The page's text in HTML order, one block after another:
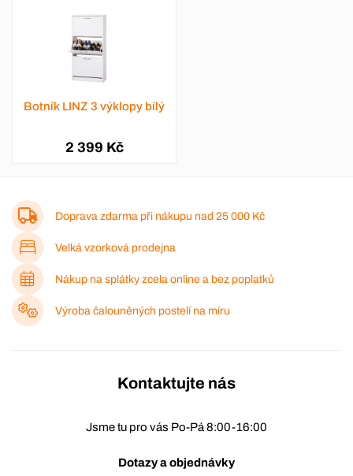
Botník LINZ 3 výklopy bílý
2 399 Kč
Doprava zdarma při nákupu nad 25 000 Kč
Velká vzorková prodejna
Nákup na splátky zcela online a bez poplatků
Výroba čalouněných postelí na míru
Kontaktujte nás
Jsme tu pro vás Po-Pá 8:00-16:00
Dotazy a objednávky